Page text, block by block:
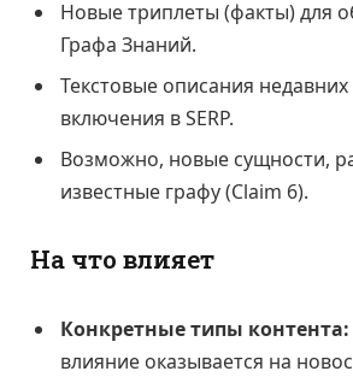
Новые триплеты (факты) для
Графа Знаний.
Текстовые описания
включения в SERP.
Возможно, новые сущности,
известные графу (Claim 6).
На что влияет
Конкретные типы контента:
влияние оказывается на